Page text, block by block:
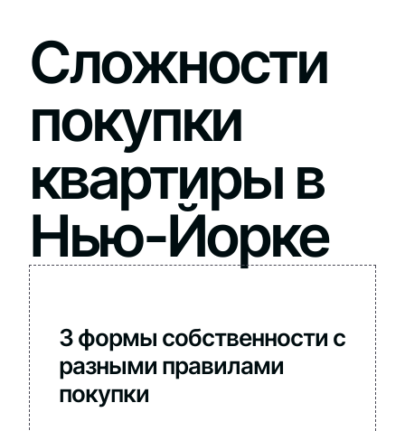
Сложности
покупки
квартиры в
Нью-Йорке
3 формы собственности с
разными правилами
покупки